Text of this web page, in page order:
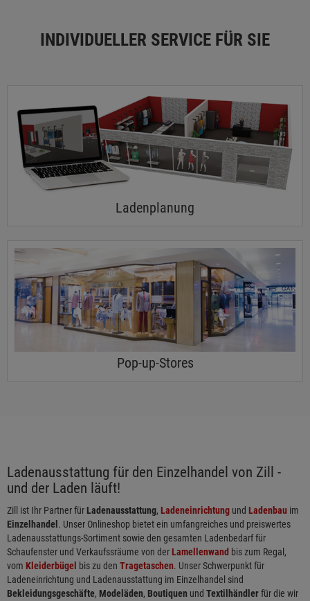
INDIVIDUELLER SERVICE FÜR SIE
Ladenplanung
Pop-up-Stores
Ladenausstattung für den Einzelhandel von Zill -
und der Laden läuft!
Zill ist Ihr Partner für Ladenausstattung, Ladeneinrichtung und Ladenbau im
Einzelhandel . Unser Onlineshop bietet ein umfangreiches und preiswertes
Ladenausstattungs-Sortiment sowie den gesamten Ladenbedarf für
Schaufenster und Verkaufssräume von derLamellenwand bis zum Regal,
vom Kleiderbügel bis zu den Tragetaschen. Unser Schwerpunkt für
Ladeneinrichtung und Ladenausstattung im Einzelhandel sind
Bekleidungsgeschäfte, Modeläden, Boutiquen und Textilhändlerfür die wir